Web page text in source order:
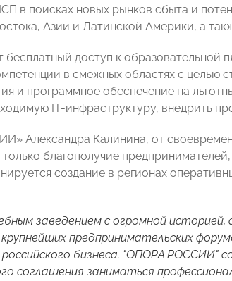
в поисках новых рынков сбыта и
Азии и Латинской Америки, а
доступ к образовательной
в смежных областях с целью
и программное обеспечение на
IT-инфраструктуру, внедрить
Александра Калинина, от
благополучие
создание в регионах
заведением с огромной
предпринимательских
бизнеса. "ОПОРА РОССИИ"
соглашения заниматься